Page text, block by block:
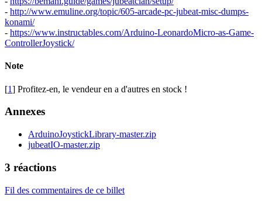
- http://www.emuline.org/topic/605-arcade-pc-jubeat-misc-dumps-
konami/
- https://www.instructables.com/Arduino-LeonardoMicro-as-Game-
ControllerJoystick/
Note
[1] Profitez-en, le vendeur en a d'autres en stock !
Annexes
ArduinoJoystickLibrary-master.zip
jubeatIO-master.zip
3 réactions
Fil des commentaires de ce billet